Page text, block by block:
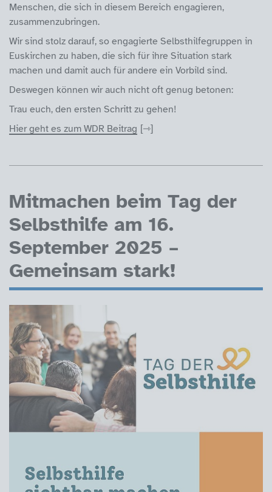
Menschen, die sich in diesem Bereich engagieren,
zusammenzubringen.
Wir sind stolz darauf, so engagierte Selbsthilfegruppen in
Euskirchen zu haben, die sich für ihre Situation stark
machen und damit auch für andere ein Vorbild sind.
Deswegen können wir auch nicht oft genug betonen:
Trau euch, den ersten Schritt zu gehen!
Hier geht es zum WDR Beitrag
Mitmachen beim Tag der
Selbsthilfe am 16.
September 2025 –
Gemeinsam stark!